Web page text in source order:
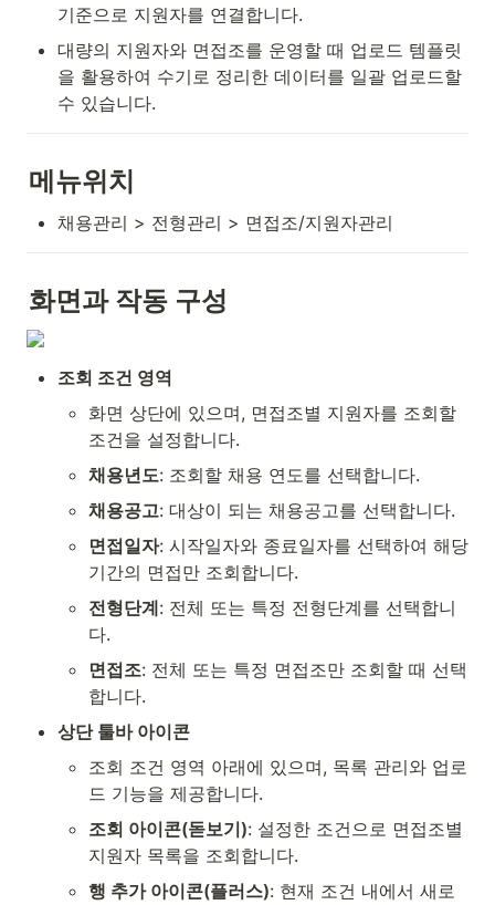
기준으로 지원자를 연결합니다.
대량의 지원자와 면접조를 운영할 때 업로드 템플릿
을 활용하여 수기로 정리한 데이터를 일괄 업로드할
수 있습니다.
메뉴위치
채용관리 > 전형관리 > 면접조/지원자관리
화면과 작동 구성
조회 조건 영역
화면 상단에 있으며, 면접조별 지원자를 조회할
조건을 설정합니다.
채용년도: 조회할 채용 연도를 선택합니다.
채용공고: 대상이 되는 채용공고를 선택합니다.
면접일자: 시작일자와 종료일자를 선택하여 해당
기간의 면접만 조회합니다.
전형단계: 전체 또는 특정 전형단계를 선택합니
다.
면접조: 전체 또는 특정 면접조만 조회할 때 선택
합니다.
상단 툴바 아이콘
조회 조건 영역 아래에 있으며, 목록 관리와 업로
드 기능을 제공합니다.
조회 아이콘(돋보기): 설정한 조건으로 면접조별
지원자 목록을 조회합니다.
행 추가 아이콘(플러스): 현재 조건 내에서 새로